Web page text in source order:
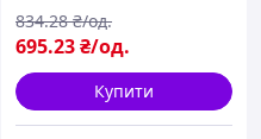
695.23₴/од.
834.28 ₴/од.
Купити